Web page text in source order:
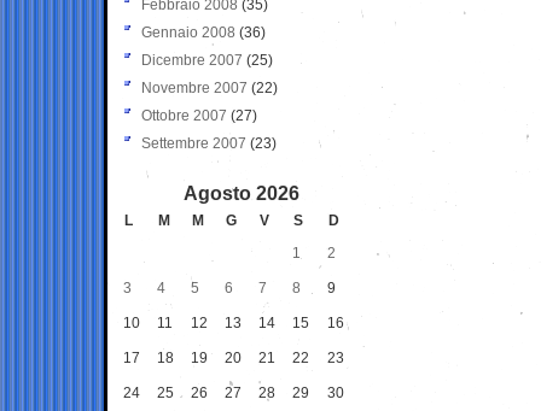
Febbraio 2008 (35)
Gennaio 2008 (36)
Dicembre 2007 (25)
Novembre 2007 (22)
Ottobre 2007 (27)
Settembre 2007 (23)
Agosto 2026
L M M G V S
D
1
2
3 4 5 6 7 8 9
10 11 12 13 14 15 16
17 18 19 20 21 22 23
24 25 26 27 28 29 30